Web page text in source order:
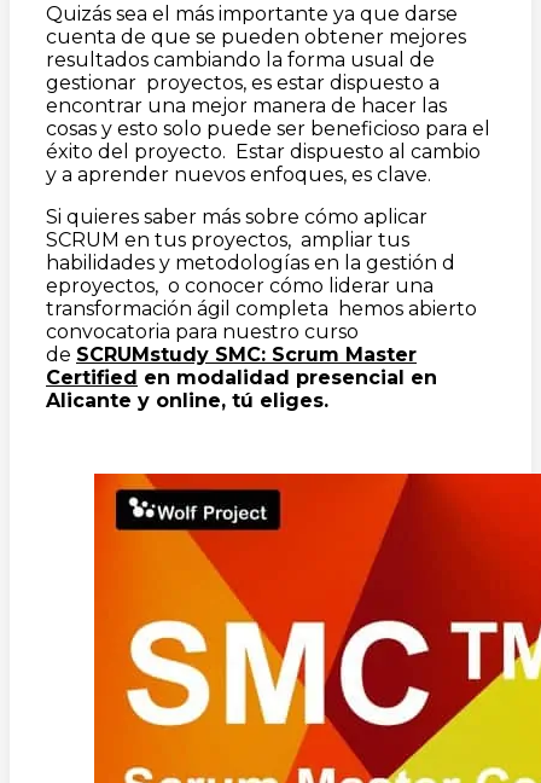
Quizás sea el más importante ya que darse
cuenta de que se pueden obtener mejores
resultados cambiando la forma usual de
gestionar proyectos, es estar dispuesto a
encontrar una mejor manera de hacer las
cosas y esto solo puede ser beneficioso para el
éxito del proyecto. Estar dispuesto al cambio
y a aprender nuevos enfoques, es clave.
Si quieres saber más sobre cómo aplicar
SCRUM en tus proyectos, ampliar tus
habilidades y metodologías en la gestión d
eproyectos, o conocer cómo liderar una
transformación ágil completa hemos abierto
convocatoria para nuestro curso
de SCRUMstudy SMC: Scrum Master
Certified en modalidad presencial en
Alicante y online, tú eliges.